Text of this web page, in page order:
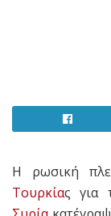
Η ρωσική
Τουρκίας για